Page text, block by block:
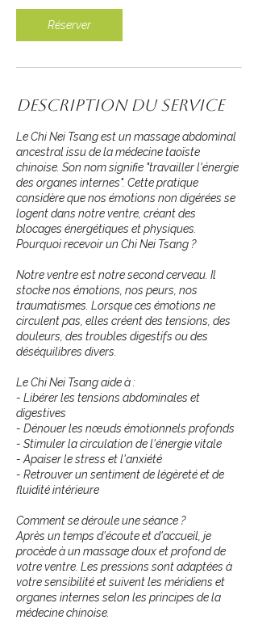
Réserver
Description du service
Le Chi Nei Tsang est un massage abdominal
ancestral issu de la médecine taoïste
chinoise. Son nom signifie "travailler l'énergie
des organes internes". Cette pratique
considère que nos émotions non digérées se
logent dans notre ventre, créant des
blocages énergétiques et physiques.
Pourquoi recevoir un Chi Nei Tsang ?
Notre ventre est notre second cerveau. Il
stocke nos émotions, nos peurs, nos
traumatismes. Lorsque ces émotions ne
circulent pas, elles créent des tensions, des
douleurs, des troubles digestifs ou des
déséquilibres divers.
Le Chi Nei Tsang aide à :
- Libérer les tensions abdominales et
digestives
- Dénouer les nœuds émotionnels profonds
- Stimuler la circulation de l'énergie vitale
- Apaiser le stress et l'anxiété
- Retrouver un sentiment de légèreté et de
fluidité intérieure​
Comment se déroule une séance ?
Après un temps d'écoute et d'accueil, je
procède à un massage doux et profond de
votre ventre. Les pressions sont adaptées à
votre sensibilité et suivent les méridiens et
organes internes selon les principes de la
médecine chinoise.